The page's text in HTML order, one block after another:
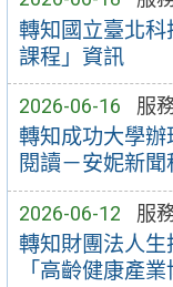
轉知國立臺北
課程」資訊
2026-06-16 服
轉知成功大學
閱讀－安妮新聞
2026-06-12 服
轉知財團法人
「高齡健康產業